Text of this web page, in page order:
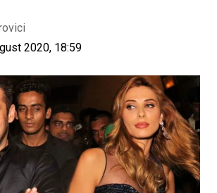
2020, 18:59